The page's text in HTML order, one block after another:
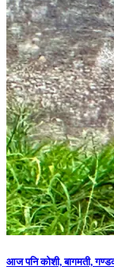
आज पनि कोशी, बागमती,